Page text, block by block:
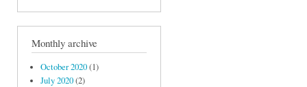
Monthly archive
October 2020(1)
July 2020(2)